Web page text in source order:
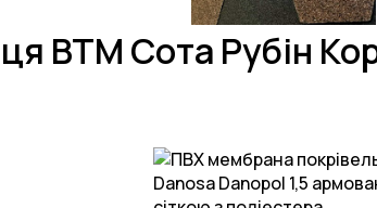
BTM Сота Рубін